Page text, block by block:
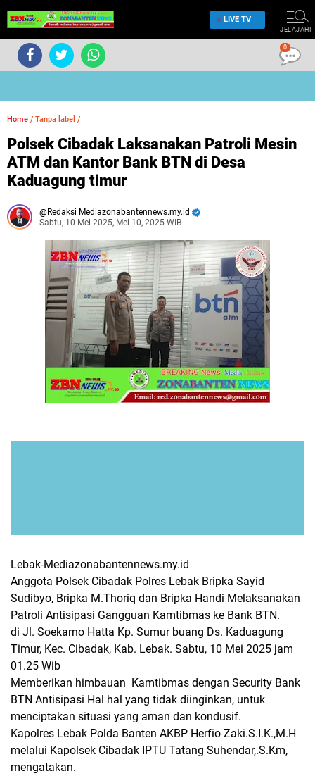
LIVE TV
JELAJAHI
Home / Tanpa label /
Polsek Cibadak Laksanakan Patroli Mesin
ATM dan Kantor Bank BTN di Desa
Kaduagung timur
Redaksi Mediazonabantennews.my.id
Sabtu, 10 Mei 2025, Mei 10, 2025 WIB
Lebak-Mediazonabantennews.my.id
Anggota Polsek Cibadak Polres Lebak Bripka Sayid
Sudibyo, Bripka M.Thoriq dan Bripka Handi Melaksanakan
Patroli Antisipasi Gangguan Kamtibmas ke Bank BTN.
di Jl. Soekarno Hatta Kp. Sumur buang Ds. Kaduagung
Timur, Kec. Cibadak, Kab. Lebak. Sabtu, 10 Mei 2025 jam
01.25 Wib
Memberikan himbauan Kamtibmas dengan Security Bank
BTN Antisipasi Hal hal yang tidak diinginkan, untuk
menciptakan situasi yang aman dan kondusif.
Kapolres Lebak Polda Banten AKBP Herfio Zaki.S.I.K.,M.H
melalui Kapolsek Cibadak IPTU Tatang Suhendar,.S.Km,
mengatakan.
0